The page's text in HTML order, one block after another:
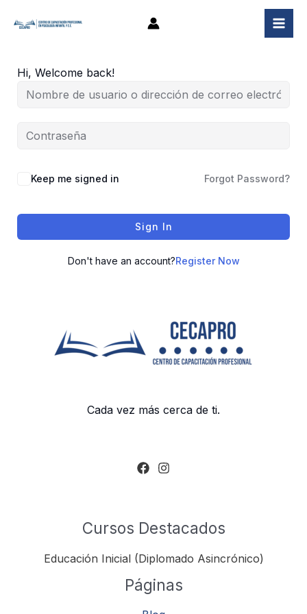
Hi, Welcome back!
Keep me signed in Forgot Password?
Sign In
Don't have an account?Register Now
Cada vez más cerca de ti.
Cursos Destacados
Educación Inicial (Diplomado Asincrónico)
Páginas